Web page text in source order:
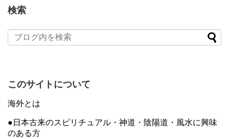
検索
このサイトについて
海外とは
●日本古来のスピリチュアル・神道・陰陽道・風水に興味
のある方